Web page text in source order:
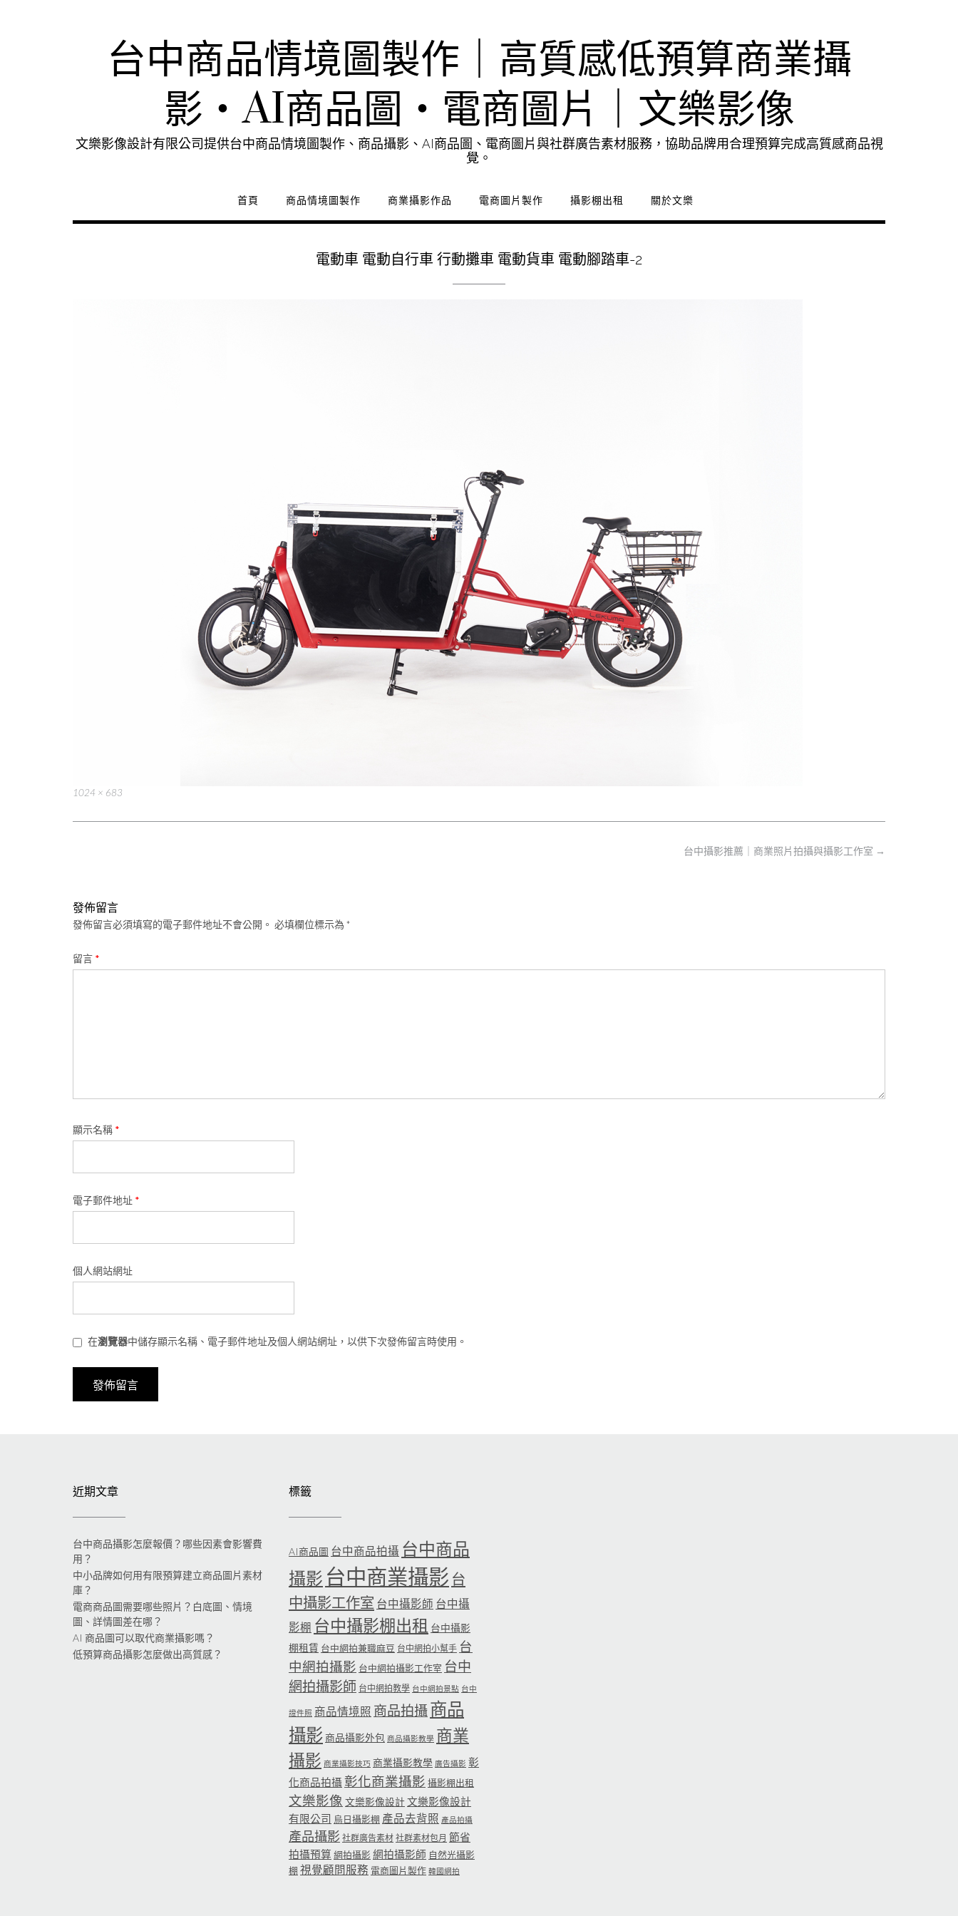
台中商品情境圖製作｜高質感低預算商業攝
影・AI商品圖・電商圖片｜文樂影像
文樂影像設計有限公司提供台中商品情境圖製作、商品攝影、AI商品圖、電商圖片與社群廣告素材服務，協助品牌用合理預算完成高質感商品視
覺。
首頁 商品情境圖製作 商業攝影作品 電商圖片製作 攝影棚出租 關於文樂
電動車 電動自行車 行動攤車 電動貨車 電動腳踏車-2
Full
1024 × 683
台中攝影推薦｜商業照片拍攝與攝影工作室 →
發佈留言
發佈留言必須填寫的電子郵件地址不會公開。 必填欄位標示為 *
留言 *
顯示名稱 *
電子郵件地址 *
個人網站網址
在瀏覽器中儲存顯示名稱、電子郵件地址及個人網站網址，以供下次發佈留言時使用。
近期文章
台中商品攝影怎麼報價？哪些因素會影響費
用？
中小品牌如何用有限預算建立商品圖片素材
庫？
電商商品圖需要哪些照片？白底圖、情境
圖、詳情圖差在哪？
AI 商品圖可以取代商業攝影嗎？
低預算商品攝影怎麼做出高質感？
標籤
AI商品圖 台中商品拍攝 台中商品
攝影 台中商業攝影 台
中攝影工作室 台中攝影師 台中攝
影棚 台中攝影棚出租 台中攝影
棚租賃 台中網拍兼職麻豆 台中網拍小幫手 台
中網拍攝影 台中網拍攝影工作室 台中
網拍攝影師 台中網拍教學 台中網拍景點 台中
證件照 商品情境照 商品拍攝商品
攝影商品攝影外包 商品攝影教學 商業
攝影 商業攝影技巧 商業攝影教學 廣告攝影 彰
化商品拍攝 彰化商業攝影 攝影棚出租
文樂影像 文樂影像設計文樂影像設計
有限公司 烏日攝影棚 產品去背照 產品拍攝
產品攝影 社群廣告素材 社群素材包月 節省
拍攝預算 網拍攝影 網拍攝影師 自然光攝影
棚 視覺顧問服務 電商圖片製作 韓國網拍